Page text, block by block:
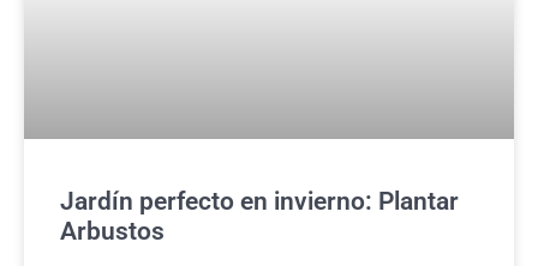
Jardín perfecto en invierno: Plantar
Arbustos